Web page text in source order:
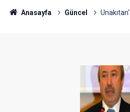
Anasayfa Güncel